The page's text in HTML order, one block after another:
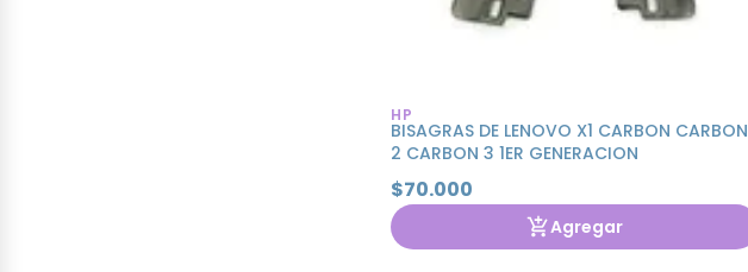
HP
BISAGRAS DE LENOVO X1 CARBON CARBON
2 CARBON 3 1ER GENERACION
$70.000
Agregar